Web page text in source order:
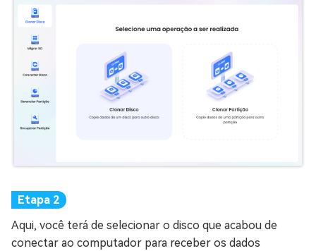
Aqui, você terá de selecionar o disco que acabou de
conectar ao computador para receber os dados